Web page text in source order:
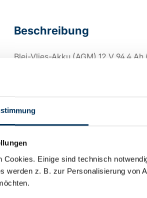
Cookies. Einige sind technisch
werden z. B. zur Personalisierung von
Beschreibung
Blei-Vlies-Akku (AGM) 12 V 94,4
Technische Details
Kapazität: